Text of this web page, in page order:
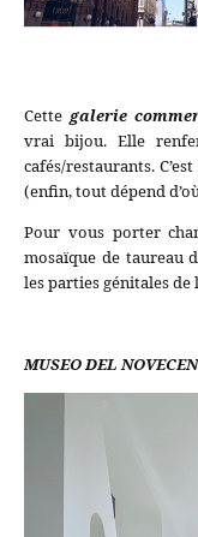
Cette galerie
vrai bijou. Elle
cafés/restaurants.
(enfin, tout dépend
Pour vous porter
mosaïque de taureau
les parties génitales
MUSEO DEL